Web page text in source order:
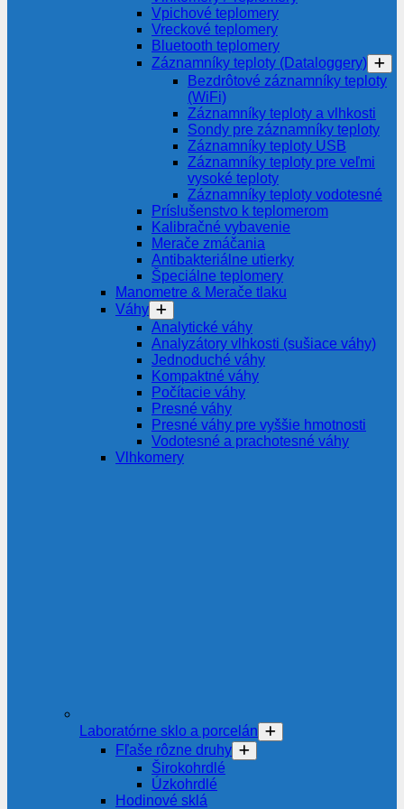
Vpichové teplomery
Vreckové teplomery
Bluetooth teplomery
Záznamníky teploty (Dataloggery)
Bezdrôtové záznamníky teploty
(WiFi)
Záznamníky teploty a vlhkosti
Sondy pre záznamníky teploty
Záznamníky teploty USB
Záznamníky teploty pre veľmi
vysoké teploty
Záznamníky teploty vodotesné
Príslušenstvo k teplomerom
Kalibračné vybavenie
Merače zmáčania
Antibakteriálne utierky
Špeciálne teplomery
Manometre & Merače tlaku
Váhy
Analytické váhy
Analyzátory vlhkosti (sušiace váhy)
Jednoduché váhy
Kompaktné váhy
Počítacie váhy
Presné váhy
Presné váhy pre vyššie hmotnosti
Vodotesné a prachotesné váhy
Vlhkomery
Laboratórne sklo a porcelán
Fľaše rôzne druhy
Širokohrdlé
Úzkohrdlé
Hodinové sklá